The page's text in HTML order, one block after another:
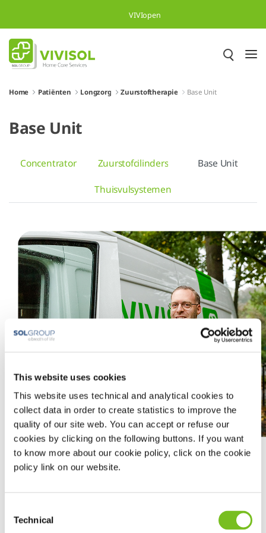
This website uses cookies
This website uses technical and analytical cookies to
collect data in order to create statistics to improve the
quality of our site web. You can accept or refuse our
cookies by clicking on the following buttons. If you want
to know more about our cookie policy, click on the cookie
policy link on our website.
Selection
Technical
Overslaan en naar hoofdinhoud gaan
VIVIopen
Home Patiënten Longzorg Zuurstoftherapie Base Unit
Base Unit
Concentrator Zuurstofcilinders
Base Unit
Thuisvulsystemen
Vloeibare zuurstof zit in een tank van 37/45/60 liter die we
Draagbare tankjes voor onderweg